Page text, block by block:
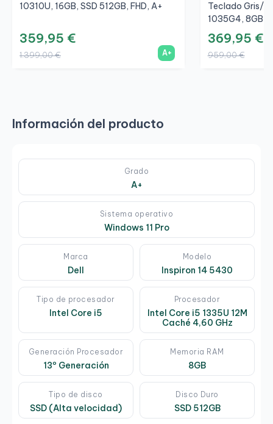
10310U, 16GB, SSD 512GB, FHD, A+
359,95 €
1.399,00 € A+
Teclado Gris/
1035G4, 8GB,
369,95 €
959,00 €
Información del producto
Grado
A+
Sistema operativo
Windows 11 Pro
Marca
Dell
Modelo
Inspiron 14 5430
Tipo de procesador
Intel Core i5
Procesador
Intel Core i5 1335U 12M
Caché 4,60 GHz
Generación Procesador
13º Generación
Memoria RAM
8GB
Tipo de disco
SSD (Alta velocidad)
Disco Duro
SSD 512GB